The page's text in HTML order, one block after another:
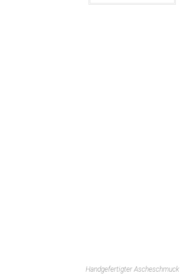
Handgefertigter Ascheschmuck